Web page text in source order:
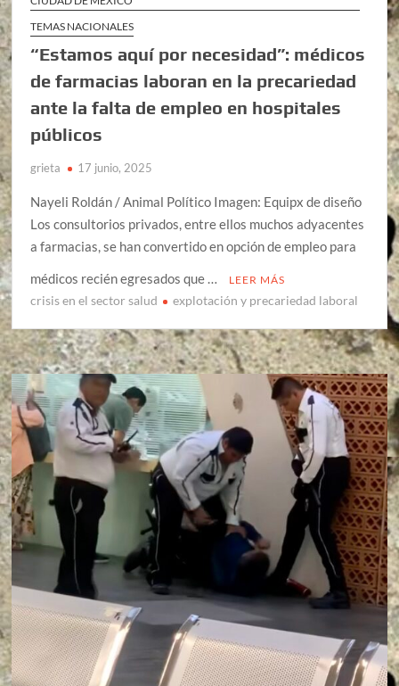
TEMAS NACIONALES
“Estamos aquí por necesidad”: médicos
de farmacias laboran en la precariedad
ante la falta de empleo en hospitales
públicos
grieta 17 junio, 2025
Nayeli Roldán / Animal Político Imagen: Equipx de diseño
Los consultorios privados, entre ellos muchos adyacentes
a farmacias, se han convertido en opción de empleo para
médicos recién egresados que …
LEER MÁS
crisis en el sector salud explotación y precariedad laboral